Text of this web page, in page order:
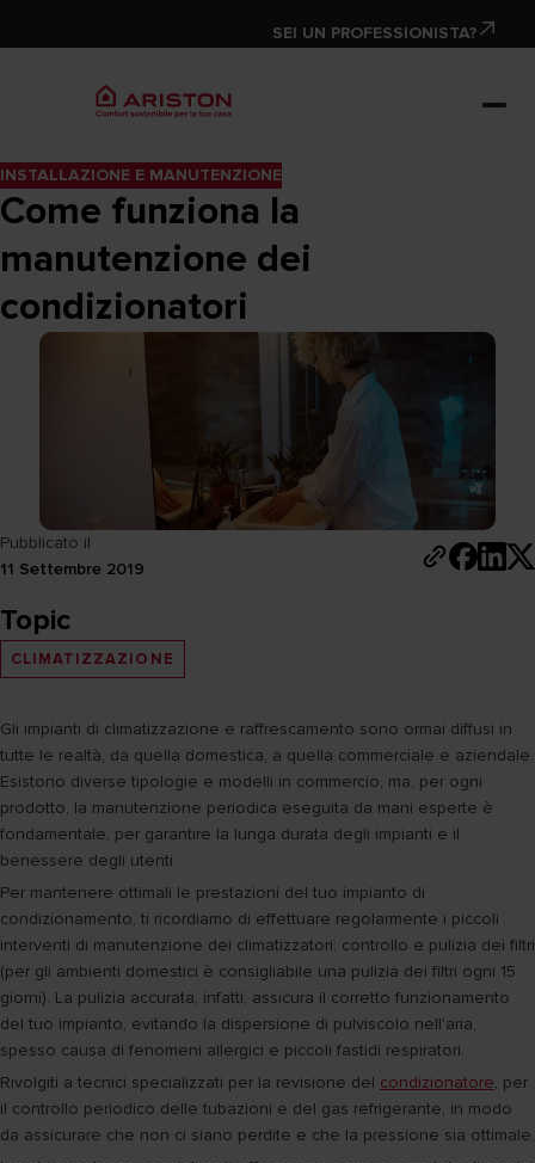
SEI UN PROFESSIONISTA?
INSTALLAZIONE E MANUTENZIONE
Come funziona la
manutenzione dei
condizionatori
Pubblicato il
11 Settembre 2019
Topic
CLIMATIZZAZIONE
Gli impianti di climatizzazione e raffrescamento sono ormai diffusi in
tutte le realtà, da quella domestica, a quella commerciale e aziendale.
Esistono diverse tipologie e modelli in commercio, ma, per ogni
prodotto, la manutenzione periodica eseguita da mani esperte è
fondamentale, per garantire la lunga durata degli impianti e il
benessere degli utenti.
Per mantenere ottimali le prestazioni del tuo impianto di
condizionamento, ti ricordiamo di effettuare regolarmente i piccoli
interventi di manutenzione dei climatizzatori: controllo e pulizia dei filtri
(per gli ambienti domestici è consigliabile una pulizia dei filtri ogni 15
giorni). La pulizia accurata, infatti, assicura il corretto funzionamento
del tuo impianto, evitando la dispersione di pulviscolo nell'aria,
spesso causa di fenomeni allergici e piccoli fastidi respiratori.
Rivolgiti a tecnici specializzati per la revisione del condizionatore, per
il controllo periodico delle tubazioni e del gas refrigerante, in modo
da assicurare che non ci siano perdite e che la pressione sia ottimale.